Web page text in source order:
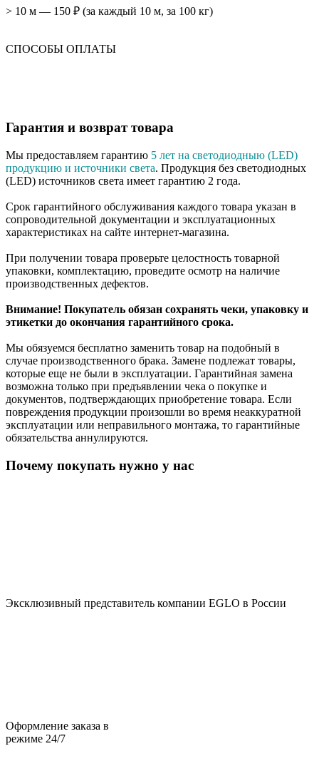
> 10 м — 150 ₽ (за каждый 10 м, за 100 кг)
СПОСОБЫ ОПЛАТЫ
Гарантия и возврат товара
Мы предоставляем гарантию 5 лет на светодиодныю (LED)
продукцию и источники света. Продукция без светодиодных
(LED) источников света имеет гарантию 2 года.
Срок гарантийного обслуживания каждого товара указан в
сопроводительной документации и эксплуатационных
характеристиках на сайте интернет-магазина.
При получении товара проверьте целостность товарной
упаковки, комплектацию, проведите осмотр на наличие
производственных дефектов.
Внимание! Покупатель обязан сохранять чеки, упаковку и
этикетки до окончания гарантийного срока.
Мы обязуемся бесплатно заменить товар на подобный в
случае производственного брака. Замене подлежат товары,
которые еще не были в эксплуатации. Гарантийная замена
возможна только при предъявлении чека о покупке и
документов, подтверждающих приобретение товара. Если
повреждения продукции произошли во время неаккуратной
эксплуатации или неправильного монтажа, то гарантийные
обязательства аннулируются.
Почему покупать нужно у нас
Эксклюзивный представитель компании EGLO в России
Оформление заказа в
режиме 24/7